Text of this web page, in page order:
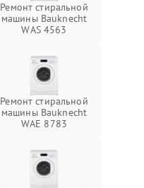
Ремонт стиральной
машины Bauknecht
WAS 4563
Ремонт стиральной
машины Bauknecht
WAE 8783